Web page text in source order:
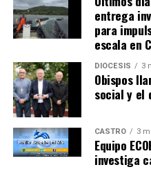
entrega
para
escala en
DIÓCESIS 3
Obispos
social y el
CASTRO 3
Equipo
investiga